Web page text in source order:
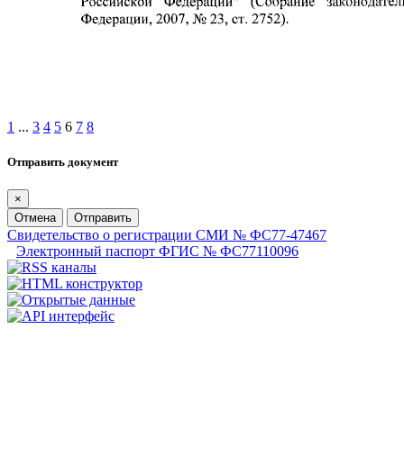
1 ... 3 4 5 6 7 8
Отправить документ
×
Отмена
Отправить
Свидетельство о регистрации СМИ № ФС77-47467
Электронный паспорт ФГИС № ФС77110096